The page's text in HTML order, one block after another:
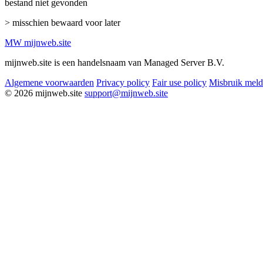
bestand niet gevonden
> misschien bewaard voor later
MW mijnweb.site
mijnweb.site is een handelsnaam van Managed Server B.V.
Algemene voorwaarden Privacy policy Fair use policy Misbruik
© 2026 mijnweb.site support@mijnweb.site